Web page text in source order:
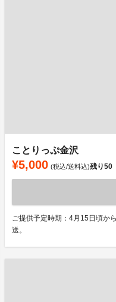
ことりっぷ金沢
¥5,000 (税込/送料込)残り50
ご提供予定時期：4月15日頃か
送。